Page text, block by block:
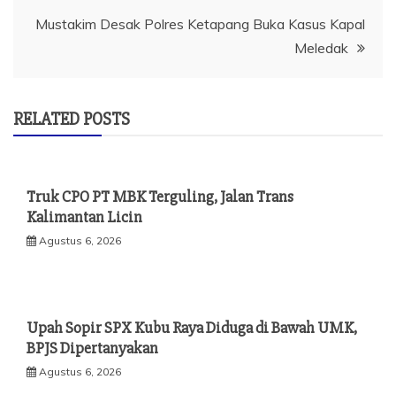
Mustakim Desak Polres Ketapang Buka Kasus Kapal
Meledak
RELATED POSTS
Truk CPO PT MBK Terguling, Jalan Trans
Kalimantan Licin
Agustus 6, 2026
Upah Sopir SPX Kubu Raya Diduga di Bawah UMK,
BPJS Dipertanyakan
Agustus 6, 2026